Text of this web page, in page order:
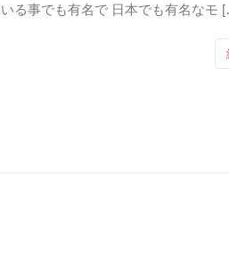
いる事でも有名で 日本でも有名なモ